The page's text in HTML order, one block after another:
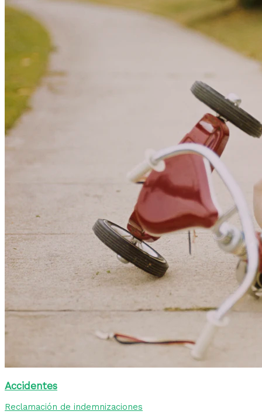
Accidentes
Reclamación de indemnizaciones